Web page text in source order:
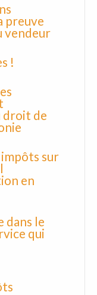
preuve
vendeur
!
droit de
sur
en
dans le
qui